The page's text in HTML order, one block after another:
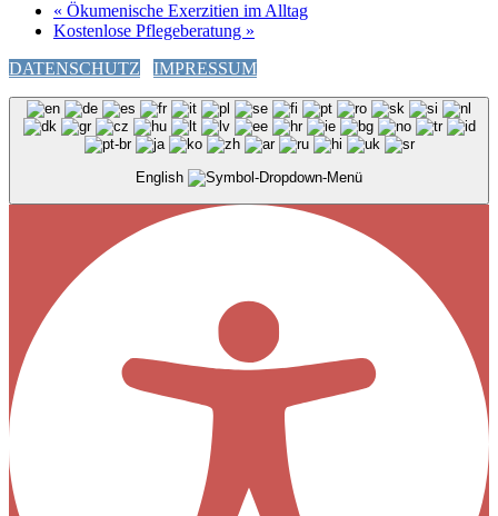
« Ökumenische Exerzitien im Alltag
Kostenlose Pflegeberatung »
DATENSCHUTZ
IMPRESSUM
English